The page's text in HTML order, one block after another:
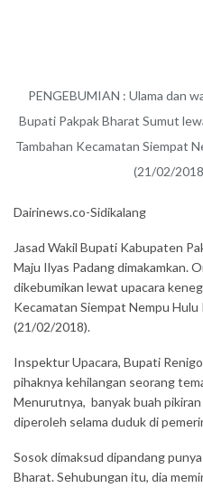
PENGEBUMIAN : Ulama dan
Bupati Pakpak Bharat Sumut
Tambahan Kecamatan Siempat
(21/02/
Dairinews.co-Sidikalang
Jasad Wakil Bupati Kabupaten
Maju Ilyas Padang dimakamkan.
dikebumikan lewat upacara
Kecamatan Siempat Nempu Hulu
(21/02/2018).
Inspektur Upacara, Bupati
pihaknya kehilangan seorang
Menurutnya, banyak buah
diperoleh selama duduk di
Sosok dimaksud dipandang
Bharat. Sehubungan itu, dia